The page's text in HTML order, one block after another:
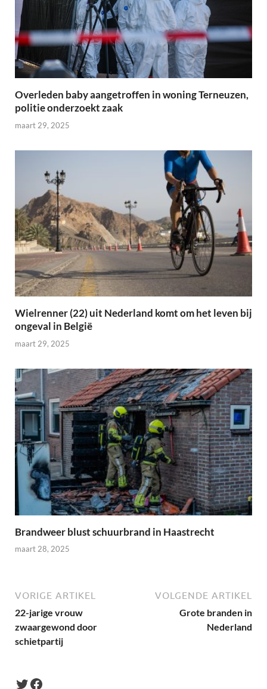
Overleden baby aangetroffen in woning Terneuzen,
politie onderzoekt zaak
maart 29, 2025
Wielrenner (22) uit Nederland komt om het leven bij
ongeval in België
maart 29, 2025
Brandweer blust schuurbrand in Haastrecht
maart 28, 2025
VORIGE ARTIKEL
22-jarige vrouw
zwaargewond door
schietpartij
VOLGENDE ARTIKEL
Grote branden in
Nederland